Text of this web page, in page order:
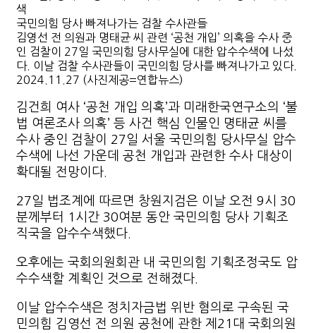
국민의힘 당사 빠져나가는 검찰 수사관들
김영선 전 의원과 명태균 씨 관련 ‘공천 개입’ 의혹을 수사 중
인 검찰이 27일 국민의힘 당사무실에 대한 압수수색에 나섰
다. 이날 검찰 수사관들이 국민의힘 당사를 빠져나가고 있다.
2024.11.27 (사진제공=연합뉴스)
김건희 여사 ‘공천 개입 의혹’과 미래한국연구소의 ‘불
법 여론조사 의혹’ 등 사건 핵심 인물인 명태균 씨를
수사 중인 검찰이 27일 서울 국민의힘 당사무실 압수
수색에 나선 가운데 공천 개입과 관련한 수사 대상이
확대될 전망이다.
27일 법조계에 따르면 창원지검은 이날 오전 9시 30
분께부터 1시간 30여분 동안 국민의힘 당사 기획조
직국을 압수수색했다.
오후에는 국회의원회관 내 국민의힘 기획조정국도 압
수수색할 계획인 것으로 전해졌다.
이날 압수수색은 정치자금법 위반 혐의로 구속된 국
민의힘 김영선 전 의원 공천에 관한 제21대 국회의원